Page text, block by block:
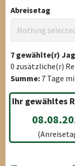
Abreisetag
Nothing
7 gewählte(r)
0 zusätzliche(r)
Summe: 7 Tage
Ihr gewähltes